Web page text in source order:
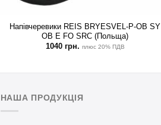
Напівчеревики REIS BRYESVEL-P-OB SY
OB E FO SRC (Польща)
1040 грн. плюс 20% ПДВ
НАША ПРОДУКЦІЯ